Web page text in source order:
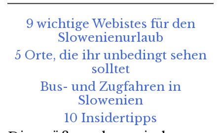
9 wichtige Webistes für den
Slowenienurlaub
5 Orte, die ihr unbedingt sehen
solltet
Bus- und Zugfahren in
Slowenien
10 Insidertipps